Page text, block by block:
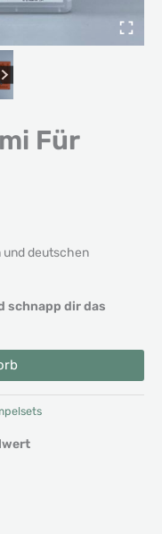
Für
und deutschen
schnapp dir das